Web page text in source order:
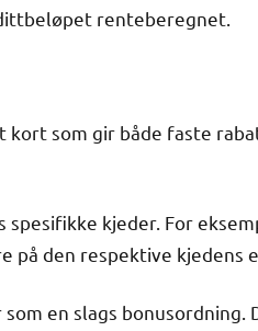
renteberegnet.
kort som gir både faste
kjeder. For
på den respektive kjedens
en slags bonusordning.